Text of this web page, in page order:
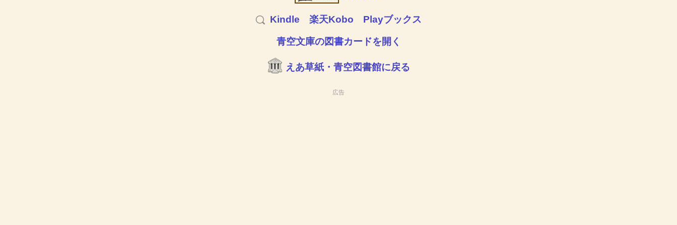
Kindle 楽天Kobo Playブックス
青空文庫の図書カードを開く
えあ草紙・青空図書館に戻る
広告